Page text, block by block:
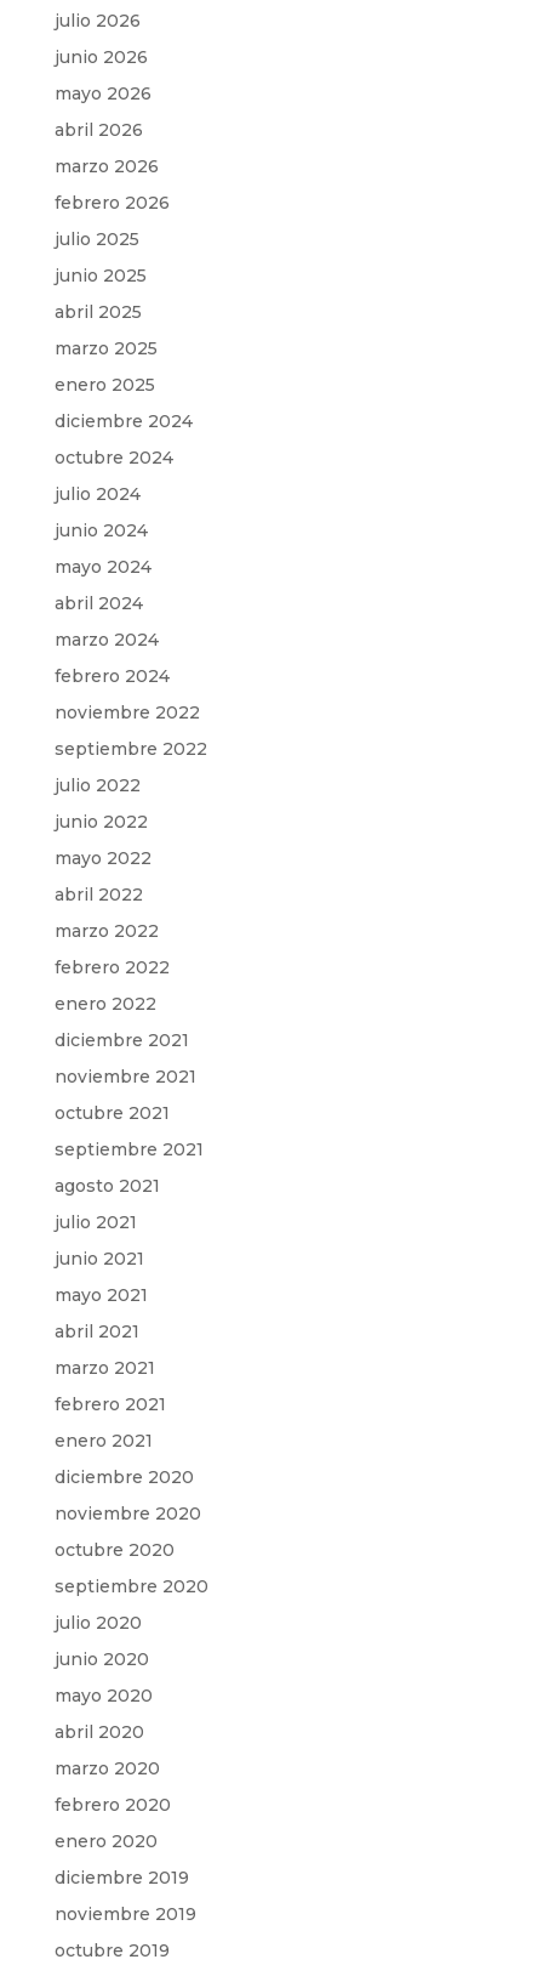
julio 2026
junio 2026
mayo 2026
abril 2026
marzo 2026
febrero 2026
julio 2025
junio 2025
abril 2025
marzo 2025
enero 2025
diciembre 2024
octubre 2024
julio 2024
junio 2024
mayo 2024
abril 2024
marzo 2024
febrero 2024
noviembre 2022
septiembre 2022
julio 2022
junio 2022
mayo 2022
abril 2022
marzo 2022
febrero 2022
enero 2022
diciembre 2021
noviembre 2021
octubre 2021
septiembre 2021
agosto 2021
julio 2021
junio 2021
mayo 2021
abril 2021
marzo 2021
febrero 2021
enero 2021
diciembre 2020
noviembre 2020
octubre 2020
septiembre 2020
julio 2020
junio 2020
mayo 2020
abril 2020
marzo 2020
febrero 2020
enero 2020
diciembre 2019
noviembre 2019
octubre 2019